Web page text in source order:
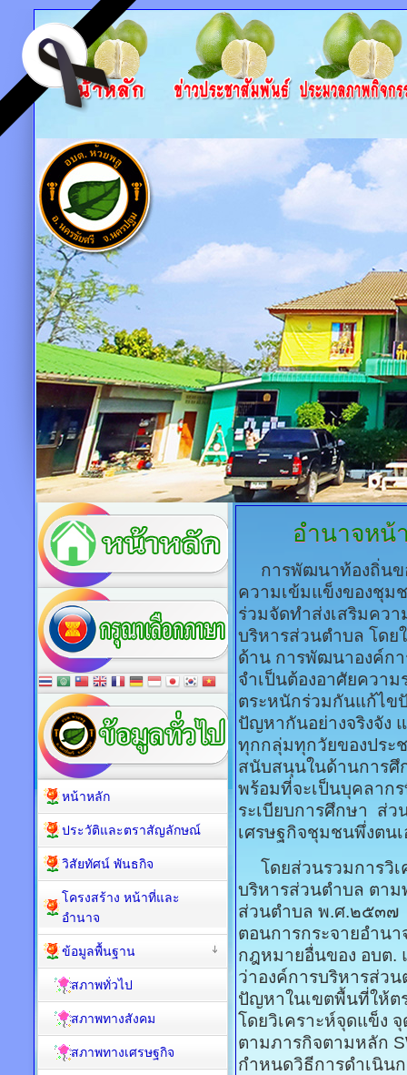
อำนาจหน้
การพัฒนาท้องถิ่นขอ
ความเข้มแข็งของชุม
ร่วมจัดทำส่งเสริมคว
บริหารส่วนตำบล โด
ด้าน การพัฒนาองค์ก
จำเป็นต้องอาศัยควา
ตระหนักร่วมกันแก้ไข
ปัญหากันอย่างจริงจัง
ทุกกลุ่มทุกวัยของประ
สนับสนุนในด้านการศึ
พร้อมที่จะเป็นบุคลาก
ระเบียบการศึกษา ส่
เศรษฐกิจชุมชนพึ่งตน
โดยส่วนรวมการวิเ
บริหารส่วนตำบล ตา
ส่วนตำบล พ.ศ.๒๕๓๗
ตอนการกระจายอำน
กฎหมายอื่นของ อบต.
ว่าองค์การบริหารส่ว
ปัญหาในเขตพื้นที่ให้ต
โดยวิเคราะห์จุดแข็ง
ตามภารกิจตามหลัก
กำหนดวิธีการดำเนิน
หน้าหลัก
ประวัติและตราสัญลักษณ์
วิสัยทัศน์ พันธกิจ
โครงสร้าง หน้าที่และ
อำนาจ
ข้อมูลพื้นฐาน
สภาพทั่วไป
สภาพทางสังคม
สภาพทางเศรษฐกิจ